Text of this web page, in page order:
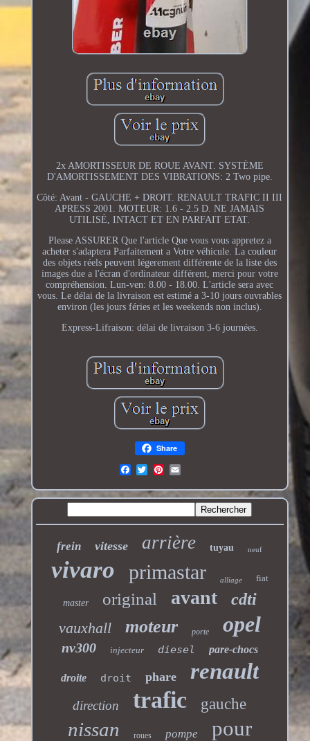
2x AMORTISSEUR DE ROUE AVANT. SYSTÈME
D'AMORTISSEMENT DES VIBRATIONS: 2 Two pipe.
Côté: Avant - GAUCHE + DROIT. RENAULT TRAFIC II III
APRESS 2001. MOTEUR: 1.6 - 2.5 D. NE JAMAIS
UTILISÉ, INTACT ET EN PARFAIT ETAT.
Please ASSURER Que l'article Que vous vous appretez a
acheter s'adaptera Parfaitement a Votre véhicule. La couleur
des objets réels peuvent légerement différente de la liste des
images due a l'écran d'ordinateur différent, merci pour votre
compréhension. Lun-ven: 8.00 - 18.00. L'article sera avec
vous. Le délai de la livraison est estimé a 3-10 jours ouvrables
environ (les jours féries et les weekends non inclus).
Express-Lifraison: délai de livraison 3-6 journées.
Share
frein vitesse arrière tuyau neuf
vivaro primastar alliage fiat
master original avant cdti
vauxhall moteur porte opel
nv300 injecteur diesel pare-chocs
droite droit phare renault
direction trafic gauche
nissan roues pompe pour